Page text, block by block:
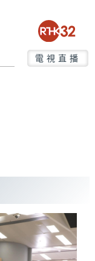
電視直播